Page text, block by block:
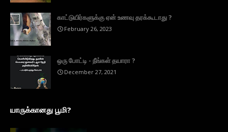
காட்டுயிர்களுக்கு ஏன் உணவு தரக்கூடாது ?
February 26, 2023
ஒரு போட்டி - நீங்கள் தயாரா ?
December 27, 2021
யாருக்கானது பூமி?